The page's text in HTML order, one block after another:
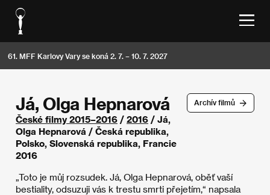
61. MFF Karlovy Vary se koná 2. 7. – 10. 7. 2027
Archív filmů
Já, Olga Hepnarová
České filmy 2015–2016 / 2016 / Já,
Olga Hepnarová / Česká republika,
Polsko, Slovenská republika, Francie
2016
„Toto je můj rozsudek. Já, Olga Hepnarová, oběť vaší
bestiality, odsuzuji vás k trestu smrti přejetím,“ napsala